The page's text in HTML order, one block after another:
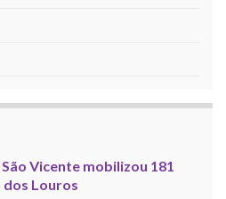
Vicente mobilizou 181
Louros